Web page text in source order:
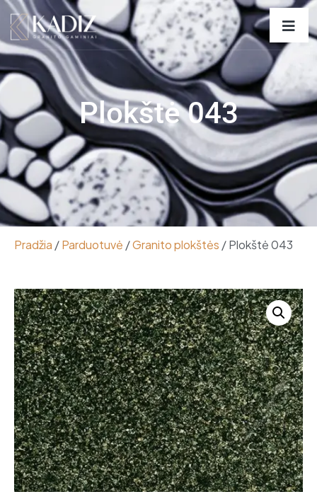
Plokštė 043
Pradžia /Parduotuvė /Granito plokštės / Plokštė 043